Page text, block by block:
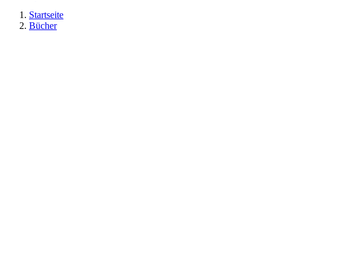
Startseite
Bücher